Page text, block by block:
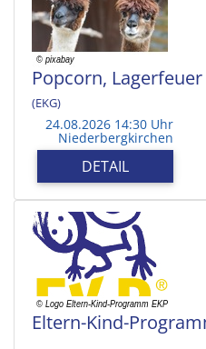
Popcorn,
(EKG)
24.08.2026 14:30 Uhr
Niederbergkirchen
DETAIL
Eltern-Kind-